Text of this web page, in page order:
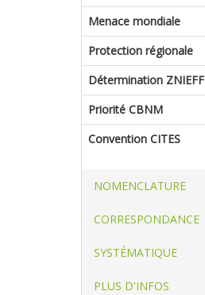
Menace mondiale
Protection régionale
Détermination ZNIEFF
Priorité CBNM
Convention CITES
NOMENCLATURE
CORRESPONDANCE
SYSTÉMATIQUE
PLUS D'INFOS